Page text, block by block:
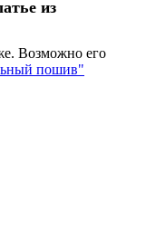
из
Возможно его
пошив"